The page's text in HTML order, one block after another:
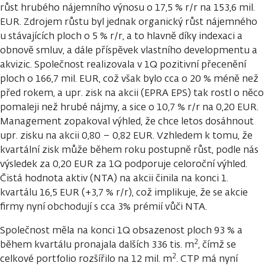
růst hrubého nájemního výnosu o 17,5 % r/r na 153,6 mil.
EUR. Zdrojem růstu byl jednak organický růst nájemného
u stávajících ploch o 5 % r/r, a to hlavně díky indexaci a
obnově smluv, a dále příspěvek vlastního developmentu a
akvizic. Společnost realizovala v 1Q pozitivní přecenění
ploch o 166,7 mil. EUR, což však bylo cca o 20 % méně než
před rokem, a upr. zisk na akcii (EPRA EPS) tak rostl o něco
pomaleji než hrubé nájmy, a sice o 10,7 % r/r na 0,20 EUR.
Management zopakoval výhled, že chce letos dosáhnout
upr. zisku na akcii 0,80 – 0,82 EUR. Vzhledem k tomu, že
kvartální zisk může během roku postupně růst, podle nás
výsledek za 0,20 EUR za 1Q podporuje celoroční výhled.
Čistá hodnota aktiv (NTA) na akcii činila na konci 1.
kvartálu 16,5 EUR (+3,7 % r/r), což implikuje, že se akcie
firmy nyní obchodují s cca 3% prémií vůči NTA.
Společnost měla na konci 1Q obsazenost ploch 93 % a
během kvartálu pronajala dalších 336 tis. m2, čímž se
celkové portfolio rozšířilo na 12 mil. m2. CTP má nyní